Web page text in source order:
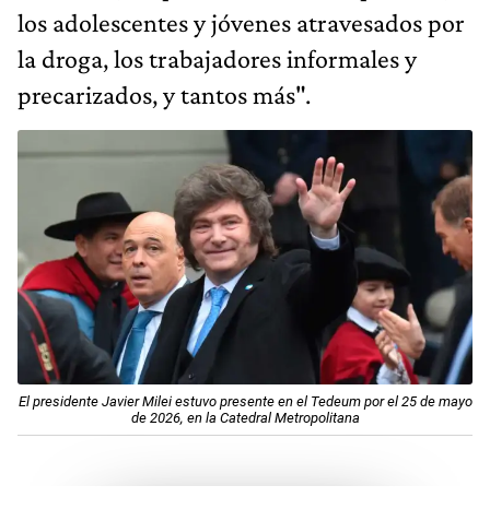
los adolescentes y jóvenes atravesados por
la droga, los trabajadores informales y
precarizados, y tantos más".
El presidente Javier Milei estuvo presente en el Tedeum por el 25 de mayo
de 2026, en la Catedral Metropolitana